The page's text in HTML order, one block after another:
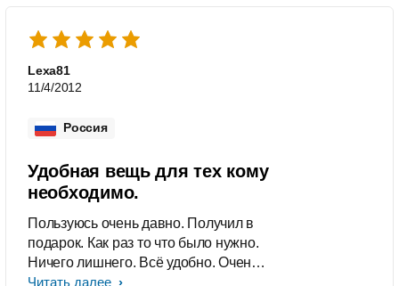
сложно вычистить.
Lexa81
11/4/2012
Россия
Удобная вещь для тех кому
необходимо.
Пользуюсь очень давно. Получил в
подарок. Как раз то что было нужно.
Ничего лишнего. Всё удобно. Очень
доволен.
Читать далее